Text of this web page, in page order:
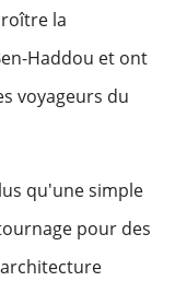
la
Haddou et ont
voyageurs du
qu'une simple
pour des